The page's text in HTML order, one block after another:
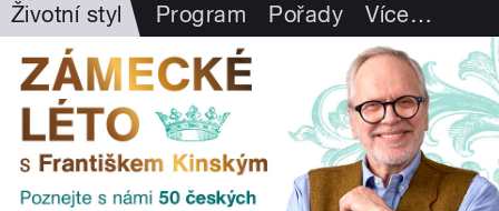
Životní styl Program Pořady Více…